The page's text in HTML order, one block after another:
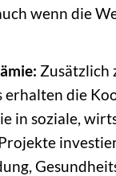
wenn die
Zusätzlich
erhalten die
in soziale,